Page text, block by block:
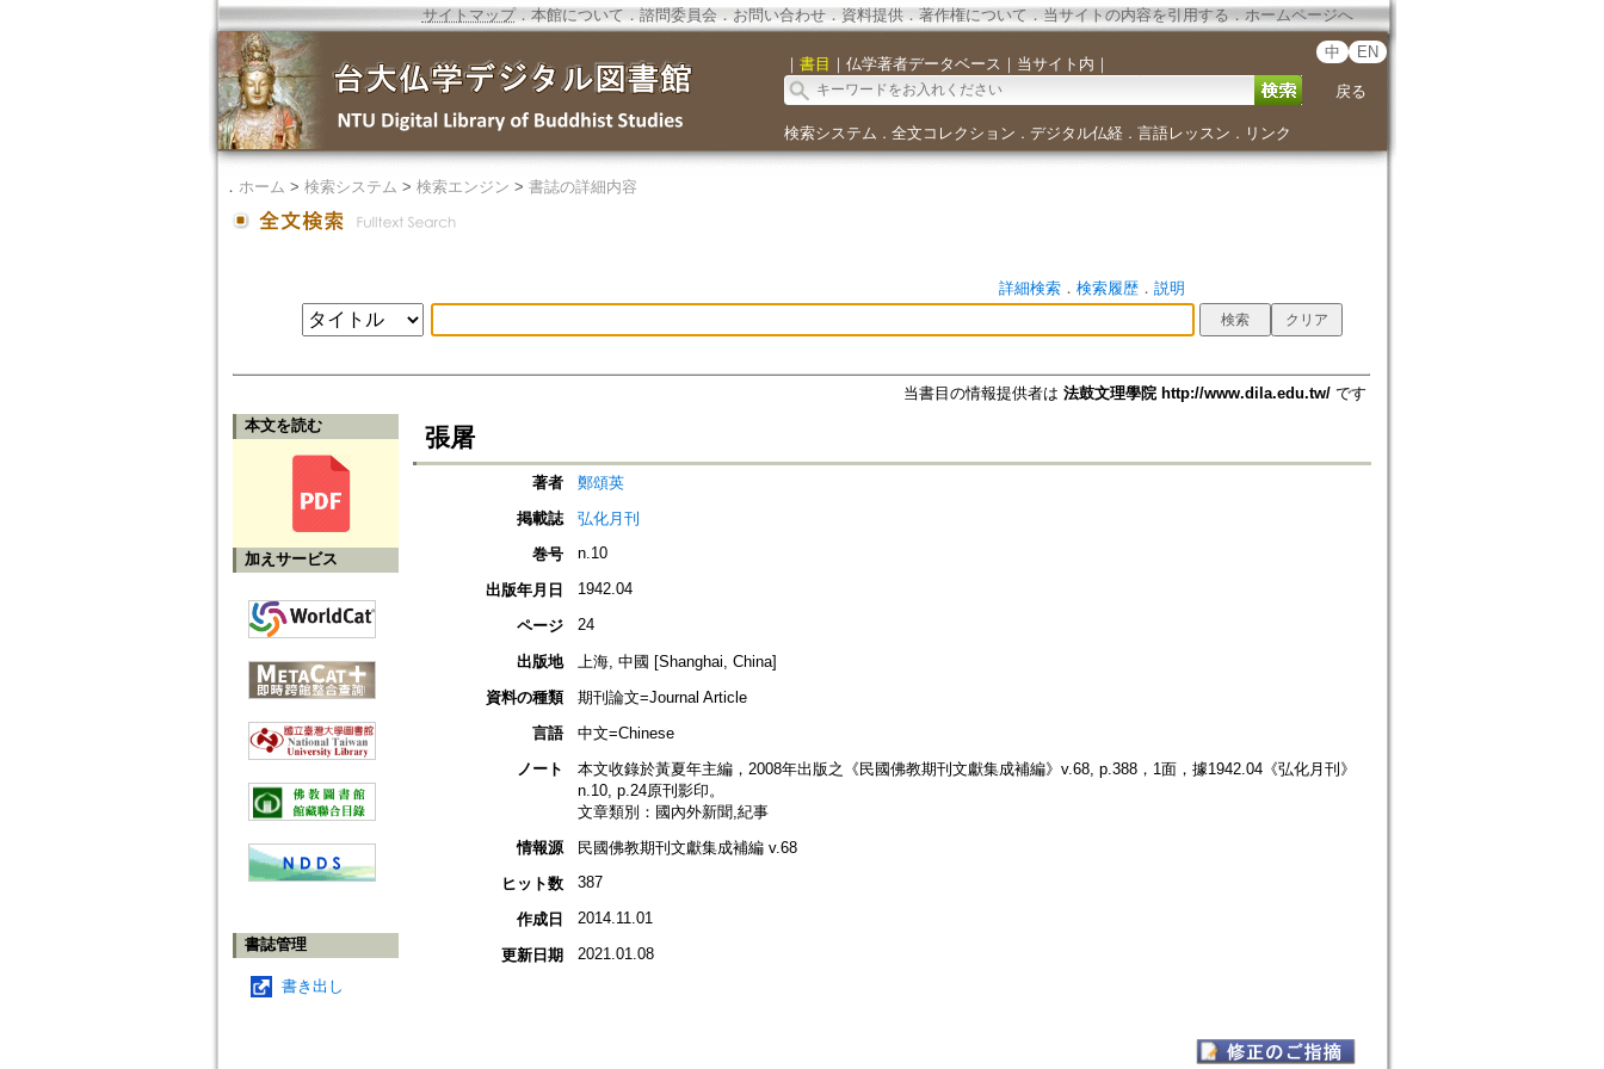
サイトマップ．本館について ． 諮問委員会． お問い合わせ． 資料提供． 著作権について．当サイトの内容を引用する ． ホームページへ
｜ 書目 ｜ 仏学著者データベース ｜ 当サイト内 ｜
中 EN
戻る
検索システム ． 全文コレクション ． デジタル仏経． 言語レッスン ． リンク
． ホーム > 検索システム > 検索エンジン > 書誌の詳細内容
詳細検索． 検索履歴． 説明
当書目の情報提供者は 法鼓文理學院 http://www.dila.edu.tw/です
本文を読む
加えサービス
書誌管理
書き出し
張屠
著者
鄭頌英
掲載誌
弘化月刊
巻号
n.10
出版年月日 1942.04
ページ 24
出版地
上海, 中國 [Shanghai, China]
資料の種類
期刊論文=Journal Article
言語
中文=Chinese
ノート
本文收錄於黃夏年主編，2008年出版之《民國佛教期刊文獻集成補編》v.68, p.388，1面，據1942.04《弘化月刊》
n.10, p.24原刊影印。
文章類別：國內外新聞,紀事
情報源
民國佛教期刊文獻集成補編 v.68
ヒット数
387
作成日 2014.11.01
更新日期 2021.01.08